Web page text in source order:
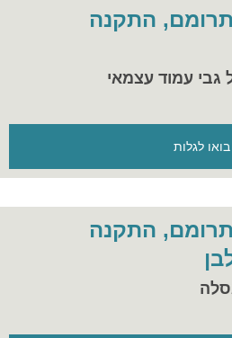
התקנה
עמוד עצמאי
בואו לגלות
התקנה